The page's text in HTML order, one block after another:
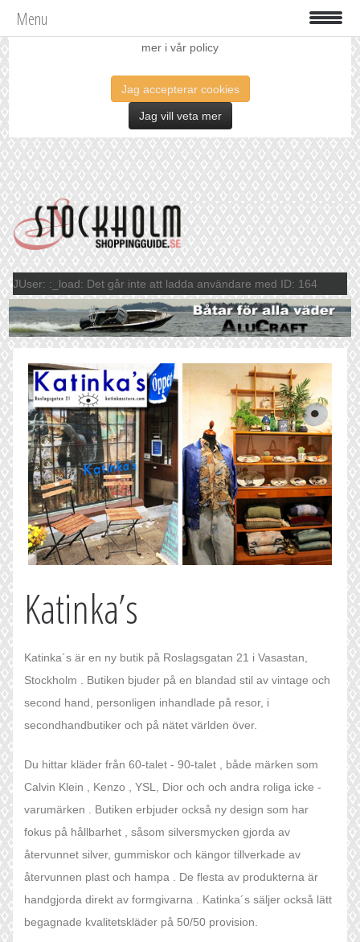
Vi använder oss av cookies för att förbättra din upplevelse. Läs
mer i vår policy
Jag accepterar cookies
Jag vill veta mer
Menu
JUser: :_load: Det går inte att ladda användare med ID: 164
Katinka’s
Katinka´s är en ny butik på Roslagsgatan 21 i Vasastan,
Stockholm . Butiken bjuder på en blandad stil av vintage och
second hand, personligen inhandlade på resor, i
secondhandbutiker och på nätet världen över.
Du hittar kläder från 60-talet - 90-talet , både märken som
Calvin Klein , Kenzo , YSL, Dior och och andra roliga icke -
varumärken . Butiken erbjuder också ny design som har
fokus på hållbarhet , såsom silversmycken gjorda av
återvunnet silver, gummiskor och kängor tillverkade av
återvunnen plast och hampa . De flesta av produkterna är
handgjorda direkt av formgivarna . Katinka´s säljer också lätt
begagnade kvalitetskläder på 50/50 provision.